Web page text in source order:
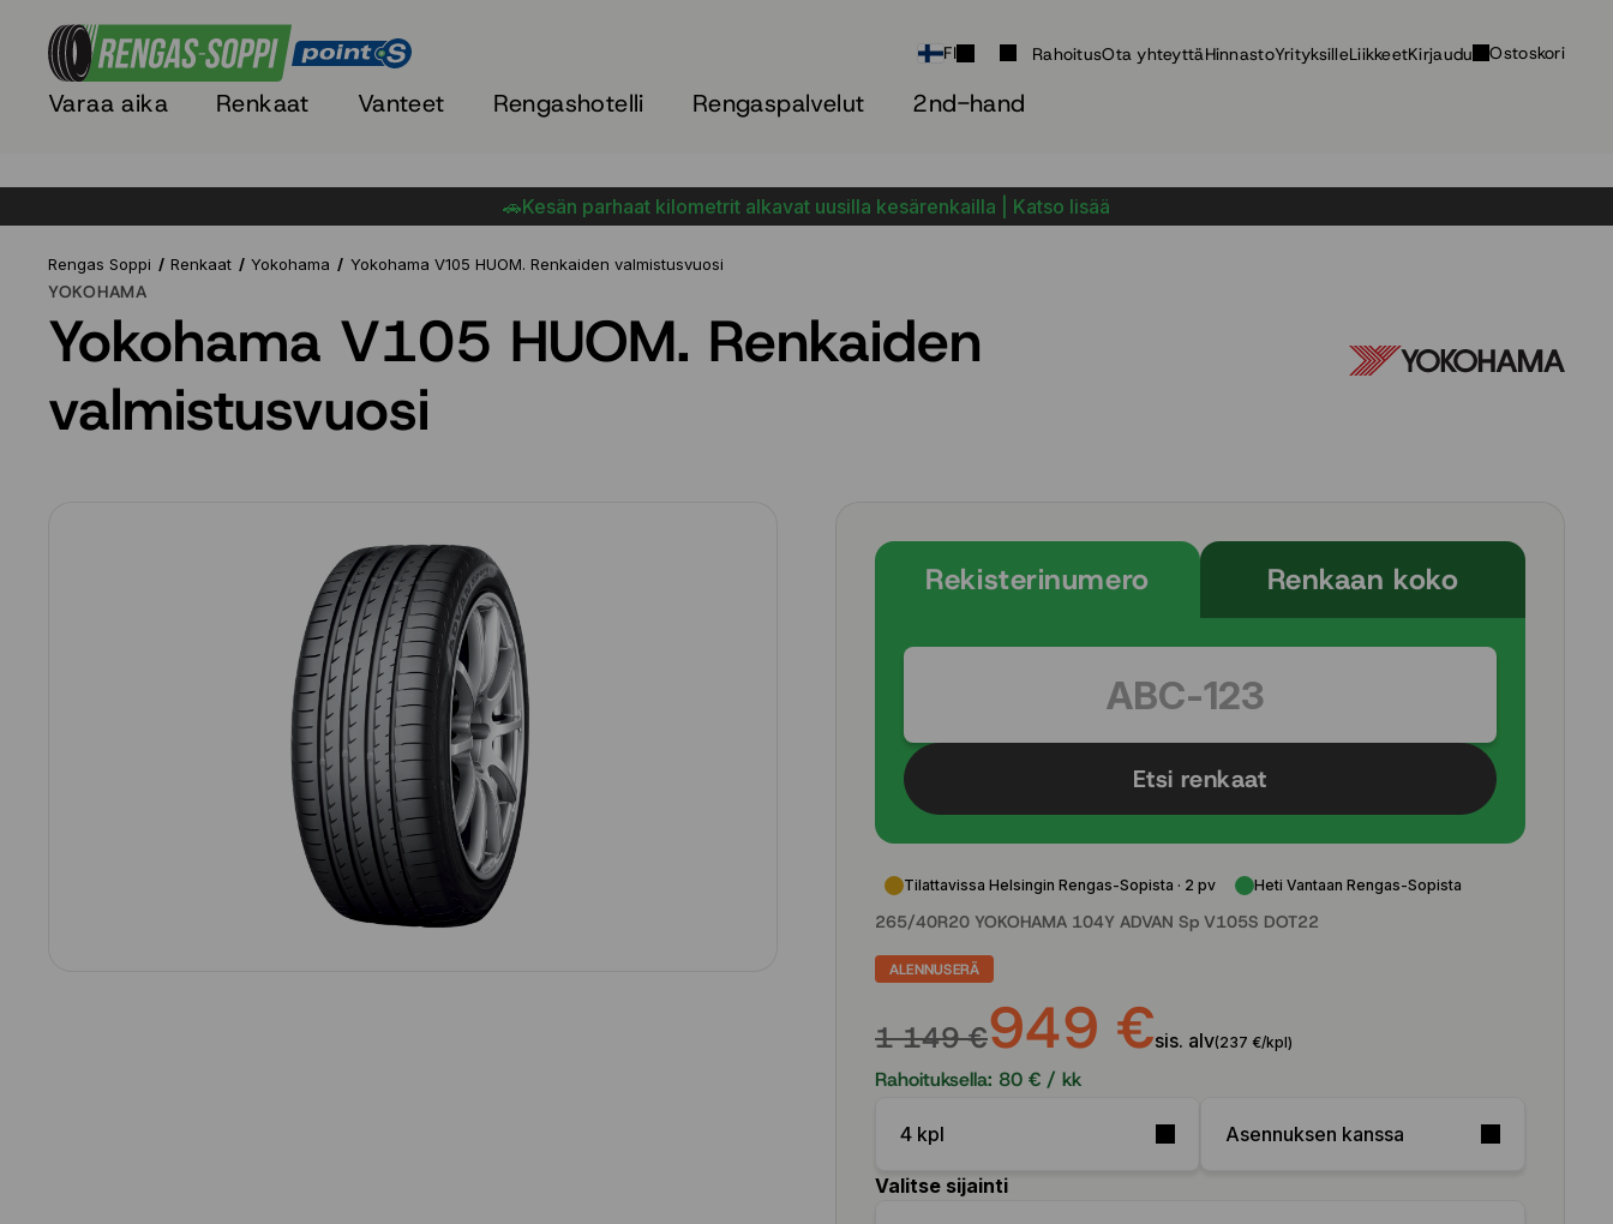
FI RahoitusOta yhteyttäHinnastoYrityksilleLiikkeetKirjaudu Ostoskori
Varaa aika Renkaat Vanteet Rengashotelli Rengaspalvelut 2nd-hand
🚗Kesän parhaat kilometrit alkavat uusilla kesärenkailla | Katso lisää
Rengas Soppi Renkaat Yokohama Yokohama V105 HUOM. Renkaiden valmistusvuosi
YOKOHAMA
Yokohama V105 HUOM. Renkaiden
valmistusvuosi
Rekisterinumero Renkaan koko
Etsi renkaat
Tilattavissa Helsingin Rengas-Sopista · 2 pv Heti Vantaan Rengas-Sopista
265/40R20 YOKOHAMA 104Y ADVAN Sp V105S DOT22
ALENNUSERÄ
1 149 €949 €sis. alv(237 €/kpl)
Rahoituksella: 80 € / kk
4 kpl Asennuksen kanssa
Valitse sijainti